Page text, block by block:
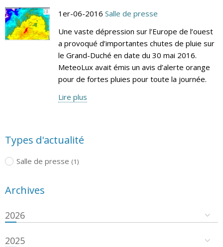
1er-06-2016 Salle de presse
Une vaste dépression sur l’Europe de l’ouest
a provoqué d’importantes chutes de pluie sur
le Grand-Duché en date du 30 mai 2016.
MeteoLux avait émis un avis d’alerte orange
pour de fortes pluies pour toute la journée.
Lire plus
Types d'actualité
Salle de presse (1)
Archives
2026
2025